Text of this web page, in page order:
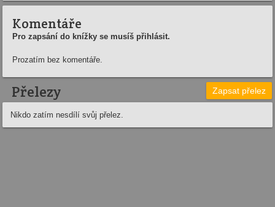
Komentáře
Pro zapsání do knížky se musíš přihlásit.
Prozatím bez komentáře.
Přelezy Zapsat přelez
Nikdo zatím nesdílí svůj přelez.